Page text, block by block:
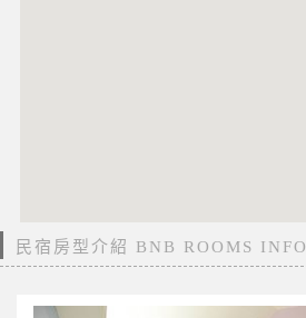
民宿房型介紹 BNB ROOMS INFO